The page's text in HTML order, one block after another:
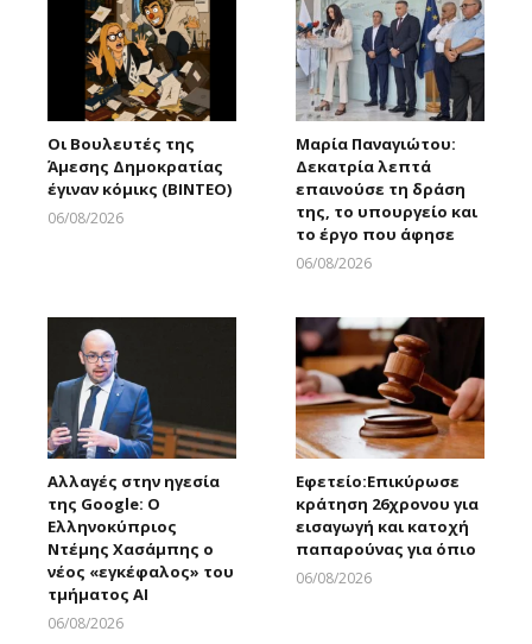
Οι Βουλευτές της
Άμεσης Δημοκρατίας
έγιναν κόμικς (ΒΙΝΤΕΟ)
06/08/2026
Μαρία Παναγιώτου:
Δεκατρία λεπτά
επαινούσε τη δράση
της, το υπουργείο και
το έργο που άφησε
06/08/2026
Αλλαγές στην ηγεσία
της Google: Ο
Ελληνοκύπριος
Ντέμης Χασάμπης ο
νέος «εγκέφαλος» του
τμήματος AI
06/08/2026
Εφετείο:Eπικύρωσε
κράτηση 26χρονου για
εισαγωγή και κατοχή
παπαρούνας για όπιο
06/08/2026